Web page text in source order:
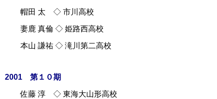
帽田 太 ◇ 市川高校
妻鹿 真倫 ◇ 姫路西高校
本山 謙祐 ◇ 滝川第二高校
2001 第１０期
佐藤 淳 ◇ 東海大山形高校